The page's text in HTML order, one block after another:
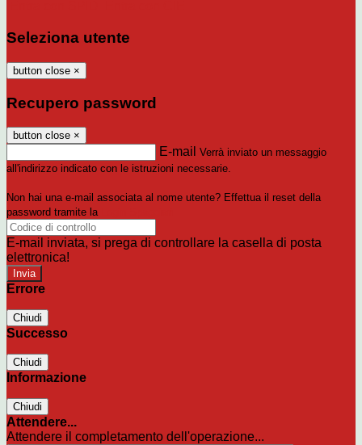
Seleziona utente
button close ×
Recupero password
button close ×
E-mail Verrà inviato un messaggio
all'indirizzo indicato con le istruzioni necessarie.
Non hai una e-mail associata al nome utente? Effettua il reset della
password tramite la
E-mail inviata, si prega di controllare la casella di posta
elettronica!
Errore
Chiudi
Successo
Chiudi
Informazione
Chiudi
Attendere...
Attendere il completamento dell'operazione...